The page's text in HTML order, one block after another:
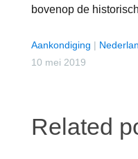
bovenop de
Aankondiging |
10 mei 2019
Related